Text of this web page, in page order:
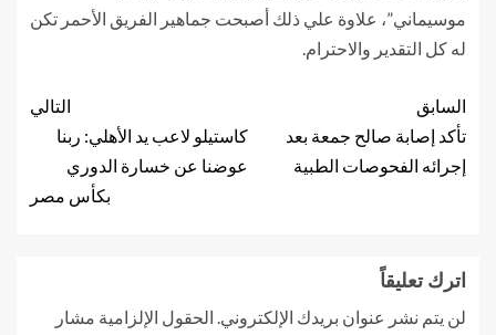
موسيماني”، علاوة علي ذلك أصبحت جماهير الفريق الأحمر تكن
له كل التقدير والاحترام.
السابق
تأكد إصابة صالح جمعة بعد
إجرائه الفحوصات الطبية
التالي
كاستيلو لاعب يد الأهلي: ربنا
عوضنا عن خسارة الدوري
بكأس مصر
اترك تعليقاً
لن يتم نشر عنوان بريدك الإلكتروني. الحقول الإلزامية مشار